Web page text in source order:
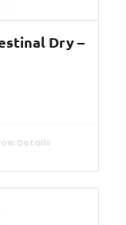
Dry –
Details